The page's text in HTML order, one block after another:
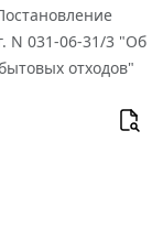
N 031-06-31/3 "Об
отходов"